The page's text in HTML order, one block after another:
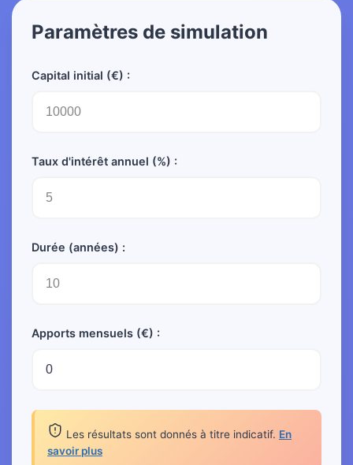
Paramètres de simulation
Capital initial (€) :
Taux d'intérêt annuel (%) :
Durée (années) :
Apports mensuels (€) :
Les résultats sont donnés à titre indicatif. En
savoir plus